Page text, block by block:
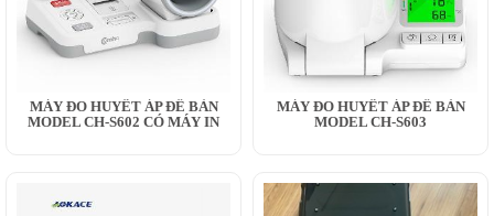
MÁY ĐO HUYẾT ÁP ĐỂ BÀN
MODEL CH-S602 CÓ MÁY IN
MÁY ĐO HUYẾT ÁP ĐỂ BÀN
MODEL CH-S603